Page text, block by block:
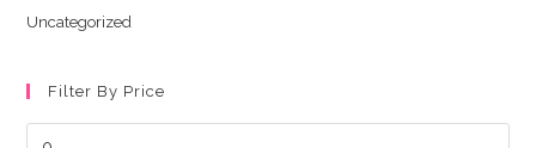
Uncategorized
Filter By Price